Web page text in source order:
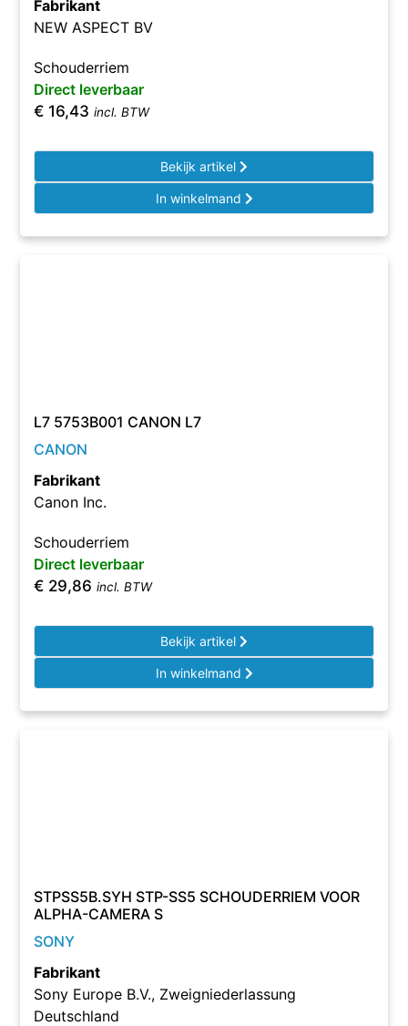
Fabrikant
NEW ASPECT BV
Schouderriem
Direct leverbaar
€ 16,43 incl. BTW
Bekijk artikel
In winkelmand
L7 5753B001 CANON L7
CANON
Fabrikant
Canon Inc.
Schouderriem
Direct leverbaar
€ 29,86 incl. BTW
Bekijk artikel
In winkelmand
STPSS5B.SYH STP-SS5 SCHOUDERRIEM VOOR
ALPHA-CAMERA S
SONY
Fabrikant
Sony Europe B.V., Zweigniederlassung
Deutschland